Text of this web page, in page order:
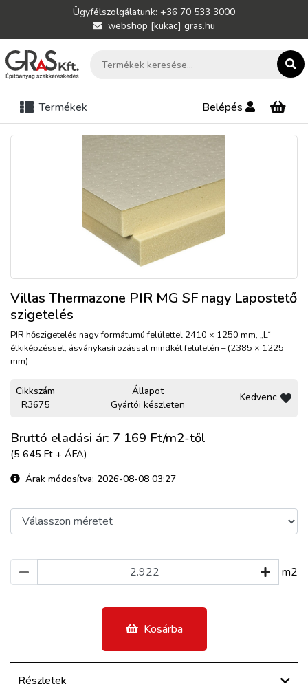
Ügyfélszolgálatunk: +36 70 533 3000
webshop [kukac] gras.hu
Termékek Belépés
Villas Thermazone PIR MG SF nagy Lapostető
szigetelés
PIR hőszigetelés nagy formátumú felülettel 2410 × 1250 mm, „L“
élkiképzéssel, ásványkasírozással mindkét felületén – (2385 × 1225
mm)
Cikkszám
R3675
Állapot
Gyártói készleten
Kedvenc
Bruttó eladási ár: 7 169 Ft/m2-től
(5 645 Ft + ÁFA)
Árak módosítva: 2026-08-08 03:27
m2
Kosárba
Részletek